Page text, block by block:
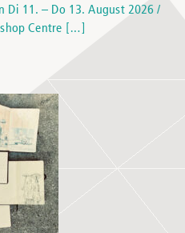
Di 11. – Do 13. August 2026 /
Centre […]